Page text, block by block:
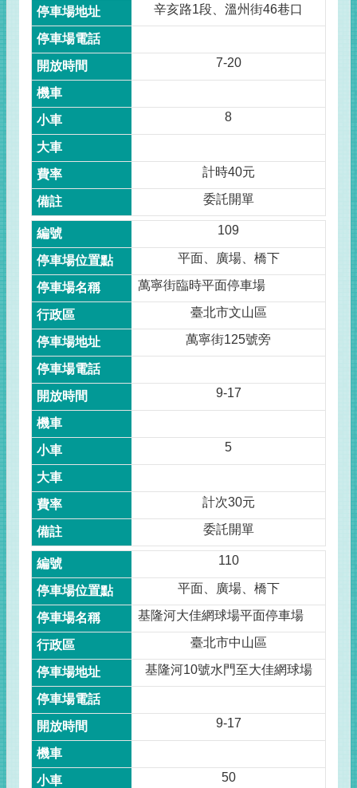
辛亥路1段、溫州街46巷口
7-20
8
計時40元
委託開單
109
平面、廣場、橋下
萬寧街臨時平面停車場
臺北市文山區
萬寧街125號旁
9-17
5
計次30元
委託開單
110
平面、廣場、橋下
基隆河大佳網球場平面停車場
臺北市中山區
基隆河10號水門至大佳網球場
9-17
50